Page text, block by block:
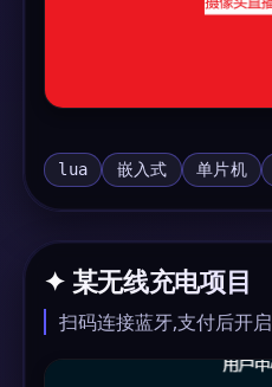
lua 嵌入式 单片机
✦ 某无线充电项目
扫码连接蓝牙,支付后开